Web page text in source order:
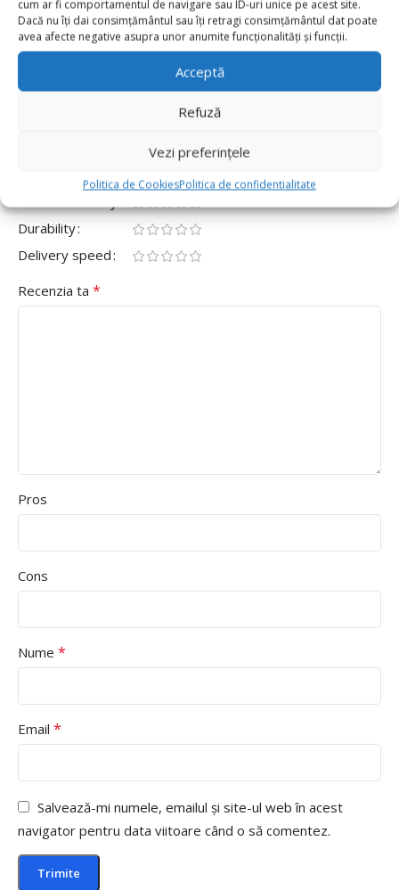
cum ar fi comportamentul de navigare sau ID-uri unice pe acest site.
Dacă nu îți dai consimțământul sau îți retragi consimțământul dat poate
avea afecte negative asupra unor anumite funcționalități și funcții.
Acceptă
Refuză
Vezi preferințele
Politica de CookiesPolitica de confidentialitate
0
0
Fii primul care scrii o recenzie pentru „Set 100
Baloane Latex Metalic 13cm, Albastru”
Adresa ta de email nu va fi publicată.
*
Durability
Delivery speed
Recenzia ta *
Pros
Cons
Nume *
Email *
Salvează-mi numele, emailul și site-ul web în acest
navigator pentru data viitoare când o să comentez.